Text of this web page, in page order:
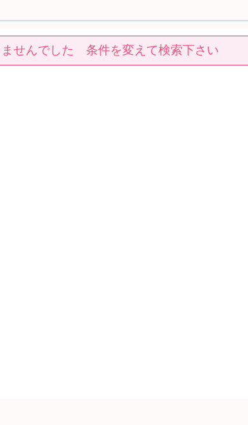
ませんでした 条件を変えて検索下さい